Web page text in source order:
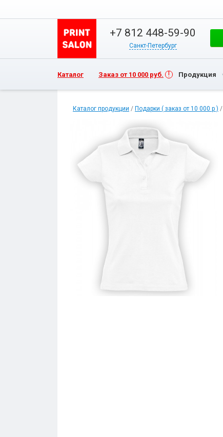
+7 812 448-59-90
Санкт-Петербург
Каталог Заказ от 10 000 руб. Продукция
Каталог продукции / Подарки ( заказ от 10 000 р ) /